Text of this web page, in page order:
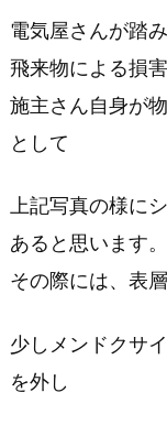
注
点
す
電気屋さんが踏
飛来物による損
施主さん自身が
として
上記写真の様に
あると思います。
その際には、表
少しメンドクサ
を外し